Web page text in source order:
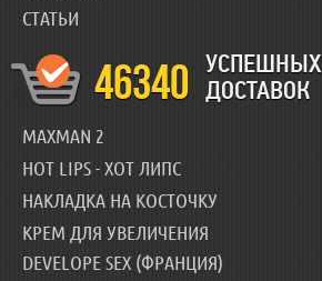
СТАТЬИ
46340
УСПЕШНЫХ
ДОСТАВОК
MAXMAN 2
HOT LIPS - ХОТ ЛИПС
НАКЛАДКА НА КОСТОЧКУ
КРЕМ ДЛЯ УВЕЛИЧЕНИЯ
DEVELOPE SEX (ФРАНЦИЯ)